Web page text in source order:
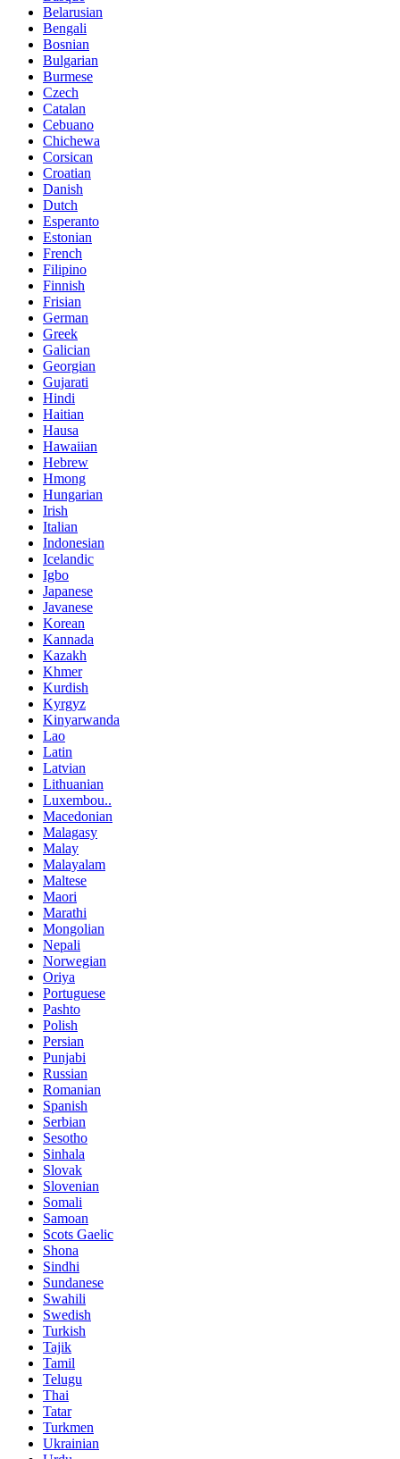
Belarusian
Bengali
Bosnian
Bulgarian
Burmese
Czech
Catalan
Cebuano
Chichewa
Corsican
Croatian
Danish
Dutch
Esperanto
Estonian
French
Filipino
Finnish
Frisian
German
Greek
Galician
Georgian
Gujarati
Hindi
Haitian
Hausa
Hawaiian
Hebrew
Hmong
Hungarian
Irish
Italian
Indonesian
Icelandic
Igbo
Japanese
Javanese
Korean
Kannada
Kazakh
Khmer
Kurdish
Kyrgyz
Kinyarwanda
Lao
Latin
Latvian
Lithuanian
Luxembou..
Macedonian
Malagasy
Malay
Malayalam
Maltese
Maori
Marathi
Mongolian
Nepali
Norwegian
Oriya
Portuguese
Pashto
Polish
Persian
Punjabi
Russian
Romanian
Spanish
Serbian
Sesotho
Sinhala
Slovak
Slovenian
Somali
Samoan
Scots Gaelic
Shona
Sindhi
Sundanese
Swahili
Swedish
Turkish
Tajik
Tamil
Telugu
Thai
Tatar
Turkmen
Ukrainian